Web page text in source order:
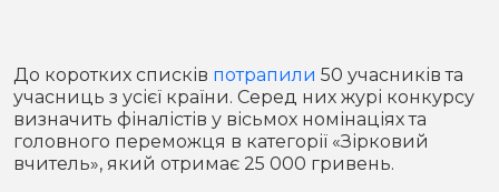
Партнери
Спорт
Футбол
Контакти
Підписатись на нас у Telegram
До коротких списків потрапили 50 учасників та
учасниць з усієї країни. Серед них журі конкурсу
визначить фіналістів у вісьмох номінаціях та
головного переможця в категорії «Зірковий
вчитель», який отримає 25 000 гривень.